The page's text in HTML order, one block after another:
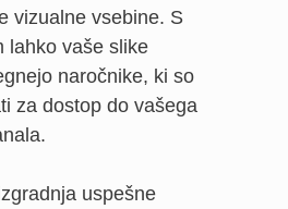
vizualne vsebine. S
lahko vaše slike
naročnike, ki so
za dostop do vašega
uspešne